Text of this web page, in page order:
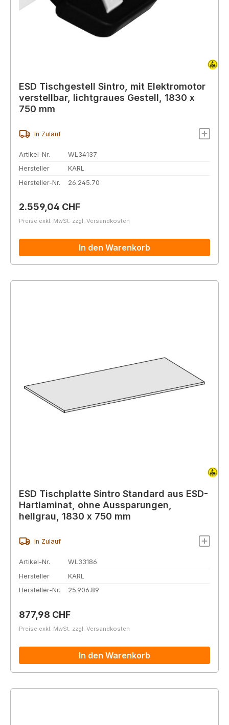
ESD Tischgestell Sintro, mit Elektromotor
verstellbar, lichtgraues Gestell, 1830 x
750 mm
In Zulauf
Artikel-Nr.
WL34137
Hersteller
KARL
Hersteller-Nr.
26.245.70
Regulärer Preis:
2.559,04 CHF
Preise exkl. MwSt. zzgl. Versandkosten
In den Warenkorb
ESD Tischplatte Sintro Standard aus ESD-
Hartlaminat, ohne Aussparungen,
hellgrau, 1830 x 750 mm
In Zulauf
Artikel-Nr.
WL33186
Hersteller
KARL
Hersteller-Nr.
25.906.89
Regulärer Preis:
877,98 CHF
Preise exkl. MwSt. zzgl. Versandkosten
In den Warenkorb